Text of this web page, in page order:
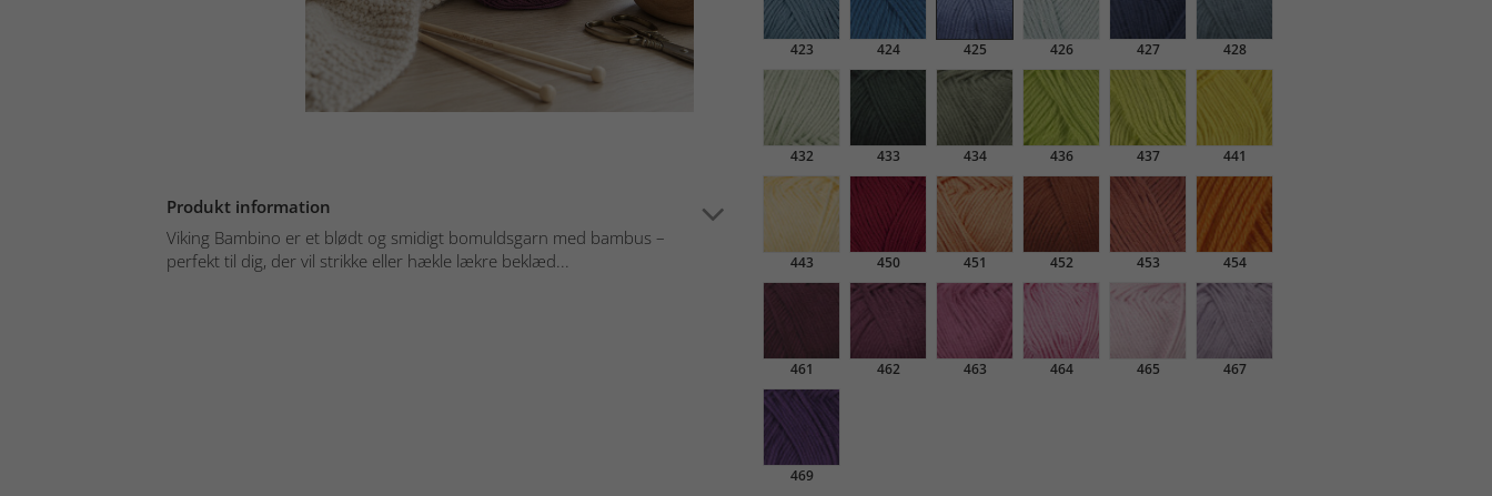
Produkt information
Viking Bambino er et blødt og smidigt bomuldsgarn med bambus –
perfekt til dig, der vil strikke eller hækle lækre beklæd...
423 424 425 426 427 428
432 433 434 436 437 441
443 450 451 452 453 454
461 462 463 464 465 467
469